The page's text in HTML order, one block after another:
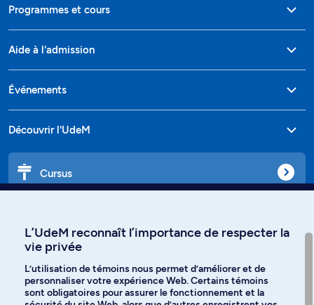
Programmes et cours
Aide à l'admission
Événements
Découvrir l'UdeM
Cursus
Langues
L’UdeM reconnaît l’importance de respecter la
vie privée
L’utilisation de témoins nous permet d’améliorer et de
personnaliser votre expérience Web. Certains témoins
sont obligatoires pour assurer le fonctionnement et la